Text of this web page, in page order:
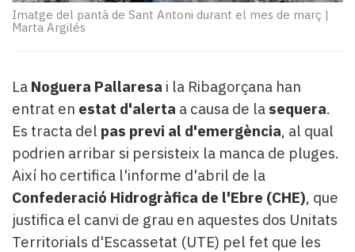
teva!
Subscriptors
del
Pallars
Contingut
patrocinat
Lo
més
llegit...
Editorial
Imatge del pantà de Sant Antoni durant el mes de març |
Marta Argilés
La Noguera Pallaresa i la Ribagorçana han
entrat en estat d'alerta a causa de la sequera.
Es tracta del pas previ al d'emergència, al qual
podrien arribar si persisteix la manca de pluges.
Així ho certifica l'informe d'abril de la
Confederació Hidrogràfica de l'Ebre (CHE), que
justifica el canvi de grau en aquestes dos Unitats
Territorials d'Escassetat (UTE) pel fet que les